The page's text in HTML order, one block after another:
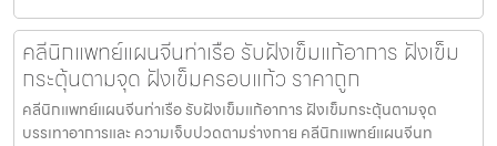
คลีนิกแพทย์แผนจีนท่าเรือ รับฝังเข็มแก้อาการ ฝังเข็ม
กระตุ้นตามจุด ฝังเข็มครอบแก้ว ราคาถูก
คลีนิกแพทย์แผนจีนท่าเรือ รับฝังเข็มแก้อาการ ฝังเข็มกระตุ้นตามจุด
บรรเทาอาการและ ความเจ็บปวดตามร่างกาย คลีนิกแพทย์แผนจีนท